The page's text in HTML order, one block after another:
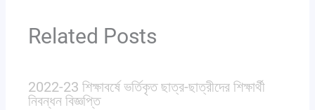
Related Posts
2022-23 শিক্ষাবর্ষে ভর্তিকৃত ছাত্র-ছাত্রীদের শিক্ষার্থী
নিবন্ধন বিজ্ঞপ্তি